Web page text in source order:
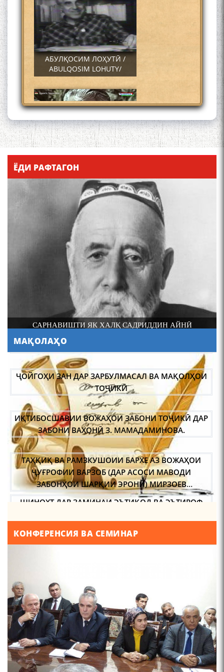
АБУЛҚОСИМ ЛОҲУТӢ /
ABULQOSIM LOHUTY/
Что знают в Ташкенте о
Мирзо Турсунзаде, чьим
метро?
Осорхонаи Мирзо
Турсунзода Каратог
110 солагии шоири халқии
Тоҷикистон Мирзо
Турсунзода / Mirzo
Tursunzoda
ЧЕХРАХОИ АСЛИИ МИРЗО
ТУРСУНЗОДА
Мирзо Турсунзода-
МИРЗО ТУРСУНЗОДА
ТАРЧУМАИ ХОЛ/MIRZO
TURSUNZODA BIOGRAFIYA
ЁДИ РАФТАГОН
САРНАВИШТИ ЯК ХАЛҚ САДРИДДИН АЙНӢ
МАҚОЛАҲО
ҶОЙГОҲИ ЗАН ДАР ЗАРБУЛМАСАЛ ВА МАҚОЛҲОИ
ТОҶИКӢ
ИҚТИБОСШАВИИ ВОЖАҲОИ ЗАБОНИ ТОҶИКӢ ДАР
ЗАБОНИ ВАХОНӢ З. МАМАДАМИНОВА.
ТАҲҚИҚ ВА РАМЗКУШОИИ БАРХЕ АЗ ВОЖАҲОИ
ҶУҒРОФИИ ВАРЗОБ (ДАР АСОСИ МАВОДИ
ЗАБОНҲОИ ШАРҚИИ ЭРОНӢ) МИРЗОЕВ
САЙФИДДИН ҶАБОРОВИЧ.
ШИНОХТ ДАР ЗАМИНАИ ЭЪТИҚОД ВА ЭЪТИРОФ
ФИРДАВСӢ ВА ДАҚИҚӢ
МУҲАММАДӢ.
ТВ САЁҲӢ: ИНЪИКОСИ ЧОРАБИНӢ БА МУНОСИБАТИ
ҶАШНИ ВАҲДАТИ МИЛЛӢ ДАР АМИТ
ПРЕДПОСЫЛКИ СТАНОВЛЕНИЯ
ФИЛОЛОГИЧЕСКОГО РОМАНА В ТАДЖИКСКОЙ
КОНФЕРЕНСИЯ ВА СЕМИНАР